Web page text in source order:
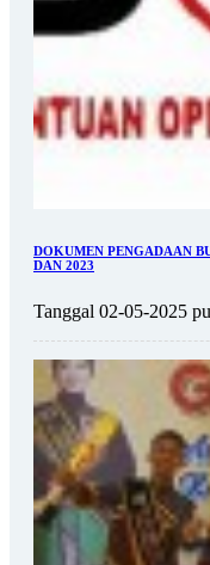
DOKUMEN PENGADAAN
DAN 2023
Tanggal 02-05-2025